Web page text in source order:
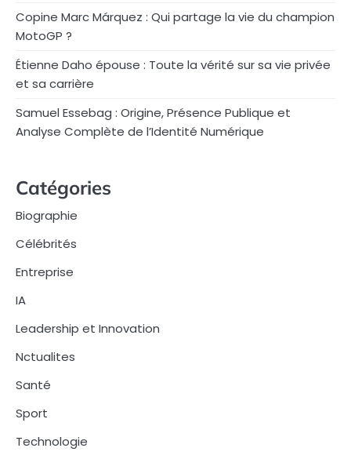
Copine Marc Márquez : Qui partage la vie du champion
MotoGP ?
Étienne Daho épouse : Toute la vérité sur sa vie privée
et sa carrière
Samuel Essebag : Origine, Présence Publique et
Analyse Complète de l’Identité Numérique
Catégories
Biographie
Célébrités
Entreprise
IA
Leadership et Innovation
Nctualites
Santé
Sport
Technologie